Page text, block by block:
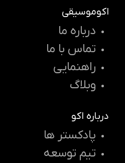
اکوموسیقی
درباره ما
تماس با ما
راهنمایی
وبلاگ
درباره اکو
پادکستر ها
تیم توسعه